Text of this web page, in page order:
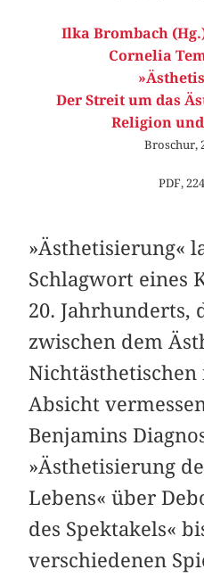
Ilka Brombach
Cornelia
Der Streit um das
Religion
Broschur,
PDF,
»Ästhetisierung«
Schlagwort eines
20. Jahrhunderts,
zwischen dem
Absicht
Benjamins
»Ästhetisierung
Lebens« über
des Spektakels«
verschiedenen